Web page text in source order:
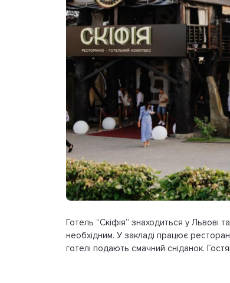
Готель “Скіфія” знаходиться у Львові
необхідним. У закладі працює
готелі подають смачний сніданок.